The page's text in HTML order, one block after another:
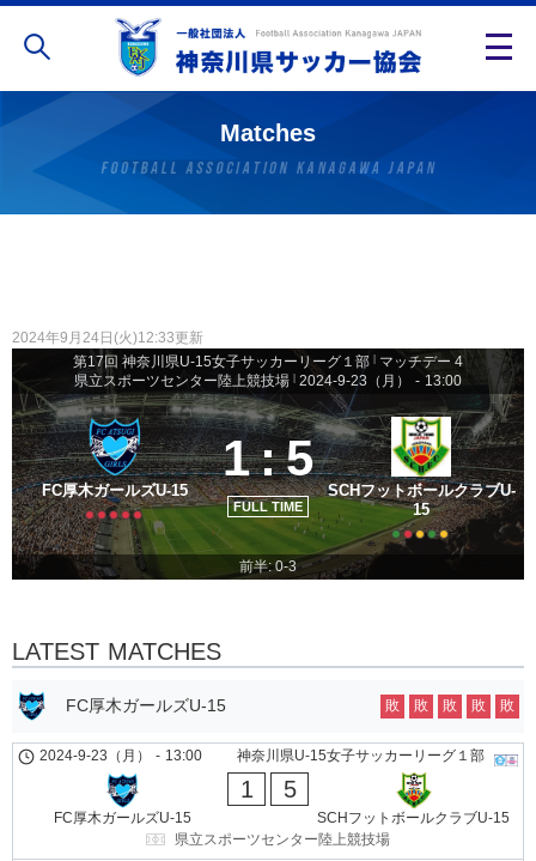
Matches
2024年9月24日(火)12:33更新
第17回 神奈川県U-15女子サッカーリーグ１部
マッチデー 4
県立スポーツセンター陸上競技場 2024-9-23（月） - 13:00
FC厚木ガールズU-15
1:5
FULL TIME
SCHフットボールクラブU-
15
前半: 0-3
LATEST MATCHES
FC厚木ガールズU-15 敗 敗 敗 敗 敗
神奈川県U-15女子サッカーリーグ１部
2024-9-23（月） - 13:00
FC厚木ガールズU-15
1 5
SCHフットボールクラブU-15
県立スポーツセンター陸上競技場